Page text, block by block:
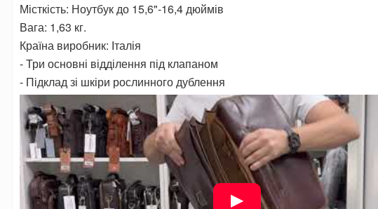
Місткість: Ноутбук до 15,6"-16,4 дюймів
Вага: 1,63 кг.
Країна виробник: Італія
- Три основні відділення під клапаном
- Підклад зі шкіри рослинного дублення